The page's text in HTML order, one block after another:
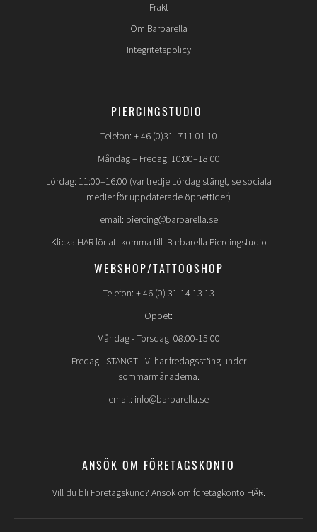
Frakt
Om Barbarella
Integritetspolicy
PIERCINGSTUDIO
Telefon: + 46 (0)31–711 01 10
Måndag – Fredag: 10:00–18:00
Lördag: 11:00–16:00 (var tredje Lördag stängt, se sociala
medier för uppdaterade öppettider)
email: piercing@barbarella.se
Klicka HÄR för att komma till Barbarella Piercingstudio
WEBSHOP/TATTOOSHOP
Telefon: + 46 (0) 31-14 13 13
Öppet:
Måndag - Torsdag 08:00-15:00
Fredag - STÄNGT- Vi har fredagsstäng under
sommarmånaderna.
email: info@barbarella.se
ANSÖK OM FÖRETAGSKONTO
Vill du bli Företagskund? Ansök om företagkonto HÄR.